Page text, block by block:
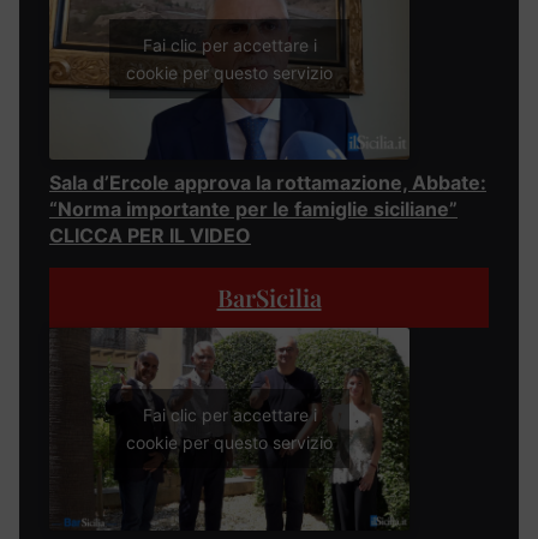
Fai clic per accettare i
cookie per questo servizio
Sala d’Ercole approva la rottamazione, Abbate:
“Norma importante per le famiglie siciliane”
CLICCA PER IL VIDEO
BarSicilia
Fai clic per accettare i
cookie per questo servizio